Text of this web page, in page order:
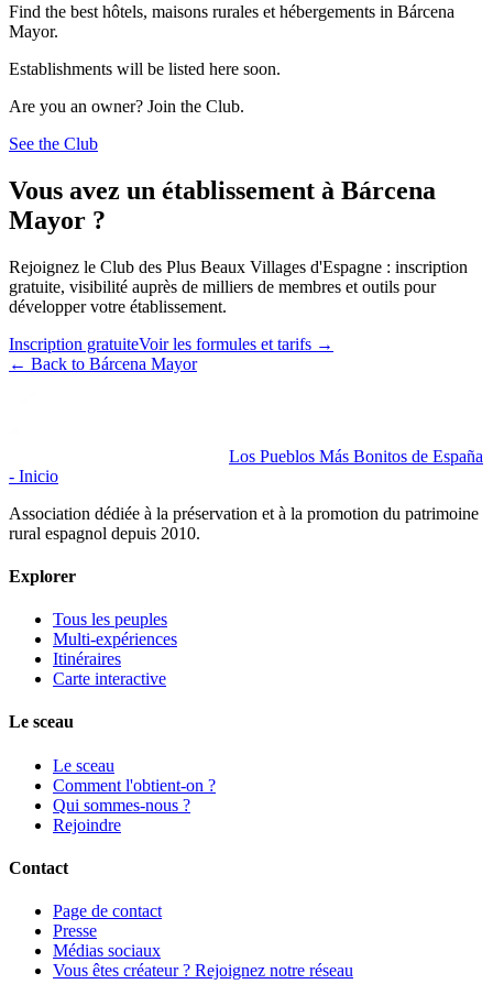
Find the best hôtels, maisons rurales et hébergements in Bárcena
Mayor.
Establishments will be listed here soon.
Are you an owner? Join the Club.
See the Club
Vous avez un établissement à Bárcena
Mayor ?
Rejoignez le Club des Plus Beaux Villages d'Espagne : inscription
gratuite, visibilité auprès de milliers de membres et outils pour
développer votre établissement.
Inscription gratuiteVoir les formules et tarifs →
← Back to Bárcena Mayor
Los Pueblos Más Bonitos de España
- Inicio
Association dédiée à la préservation et à la promotion du patrimoine
rural espagnol depuis 2010.
Explorer
Tous les peuples
Multi-expériences
Itinéraires
Carte interactive
Le sceau
Le sceau
Comment l'obtient-on ?
Qui sommes-nous ?
Rejoindre
Contact
Page de contact
Presse
Médias sociaux
Vous êtes créateur ? Rejoignez notre réseau